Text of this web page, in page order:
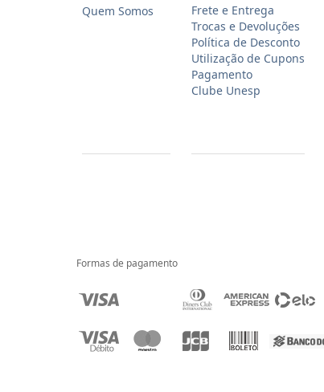
Quem Somos
Frete e Entrega
Trocas e Devoluções
Política de Desconto
Utilização de Cupons
Pagamento
Clube Unesp
Formas de pagamento